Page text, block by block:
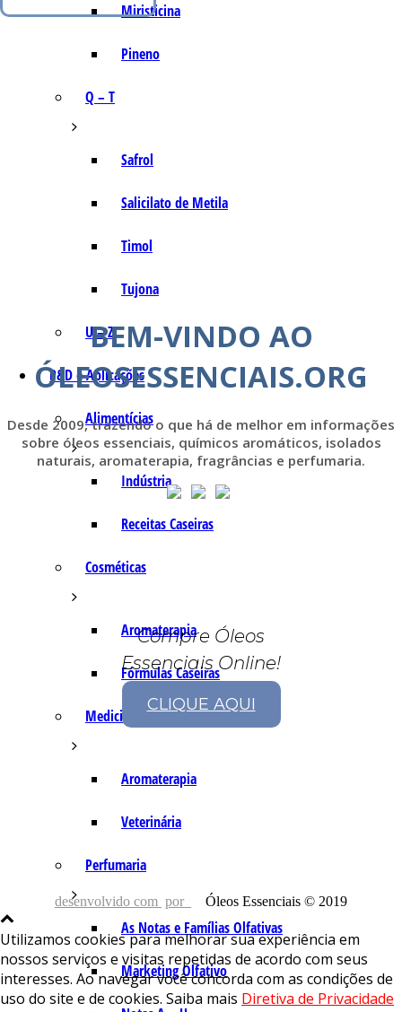
Miristicina
Pineno
Q – T
Safrol
Salicilato de Metila
Timol
Tujona
U – Z
P&D e Aplicações
Alimentícias
Indústria
Receitas Caseiras
Cosméticas
Aromaterapia
Fórmulas Caseiras
Medicinais
Aromaterapia
Veterinária
Perfumaria
As Notas e Famílias Olfativas
Marketing Olfativo
BEM-VINDO AO
ÓLEOSESSENCIAIS.ORG
Desde 2009, trazendo o que há de melhor em informações
sobre óleos essenciais, químicos aromáticos, isolados
naturais, aromaterapia, fragrâncias e perfumaria.
Compre Óleos
Essenciais Online!
CLIQUE AQUI
desenvolvido com por Óleos Essenciais © 2019
Utilizamos cookies para melhorar sua experiência em
nossos serviços e visitas repetidas de acordo com seus
interesses. Ao navegar você concorda com as condições de
uso do site e de cookies. Saiba mais Diretiva de Privacidade